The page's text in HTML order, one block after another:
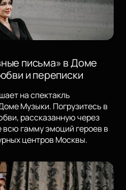
письма» в Доме
и переписки
на спектакль
Музыки. Погрузитесь в
рассказанную через
всю гамму эмоций героев в
центров Москвы.